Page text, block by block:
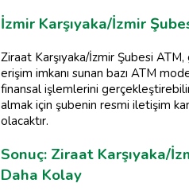
İzmir Karşıyaka/İzmir
Ziraat Karşıyaka/İzmir Şubesi
erişim imkanı sunan bazı ATM
finansal işlemlerini
almak için şubenin resmi iletişim
olacaktır.
Sonuç: Ziraat Karşıyaka/
Daha Kolay